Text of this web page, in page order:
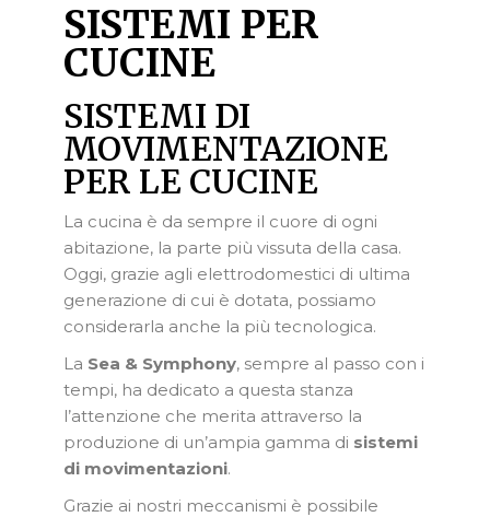
SISTEMI PER
CUCINE
SISTEMI DI
MOVIMENTAZIONE
PER LE CUCINE
La cucina è da sempre il cuore di ogni
abitazione, la parte più vissuta della casa.
Oggi, grazie agli elettrodomestici di ultima
generazione di cui è dotata, possiamo
considerarla anche la più tecnologica.
La Sea & Symphony, sempre al passo con i
tempi, ha dedicato a questa stanza
l’attenzione che merita attraverso la
produzione di un’ampia gamma di sistemi
di movimentazioni.
Grazie ai nostri meccanismi è possibile